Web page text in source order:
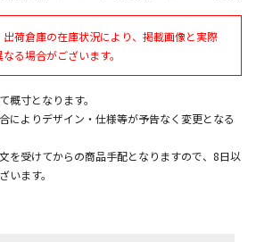
カーの営業日に基づき出荷手続きを行う
りお時間をいただく場合がございます。
祝日や年末年始などの長期休業期間中
からの出荷対応となります。
も含まれた商品です
荷倉庫の在庫状況により、掲載画像と実際
る場合がございます。
寸となります。
によりデザイン・仕様等が予告なく変更となる
を受けてからの商品手配となりますので、8日以
います。